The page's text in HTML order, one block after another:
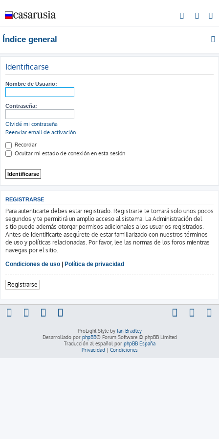
u
r
Índice general
Identificarse
Nombre de Usuario:
Contraseña:
Olvidé mi contraseña
Reenviar email de activación
Recordar
Ocultar mi estado de conexión en esta sesión
REGISTRARSE
Para autenticarte debes estar registrado. Registrarte te tomará solo unos pocos
segundos y te permitirá un amplio acceso al sistema. La Administración del
sitio puede además otorgar permisos adicionales a los usuarios registrados.
Antes de identificarte asegúrete de estar familiarizado con nuestros términos
de uso y políticas relacionadas. Por favor, lee las normas de los foros mientras
navegas por el sitio.
Condiciones de uso | Política de privacidad
Registrarse
ProLight Style by Ian Bradley
Desarrollado por phpBB® Forum Software © phpBB Limited
Traducción al español por phpBB España
Privacidad| Condiciones